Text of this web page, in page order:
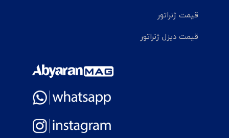
قیمت ژنراتور
قیمت دیزل ژنراتور